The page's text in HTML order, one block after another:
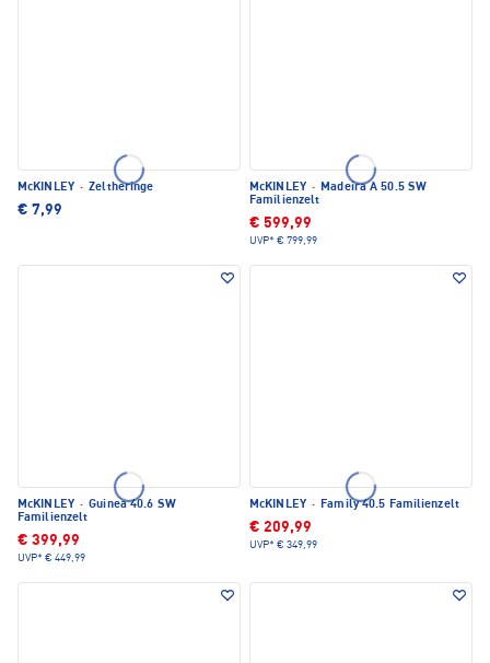
McKINLEY · Zeltheringe
€ 7,99
McKINLEY · Madeira A 50.5 SW
Familienzelt
€ 599,99
UVP* € 799,99
McKINLEY · Guinea 40.6 SW
Familienzelt
€ 399,99
UVP* € 449,99
McKINLEY · Family 40.5 Familienzelt
€ 209,99
UVP* € 349,99